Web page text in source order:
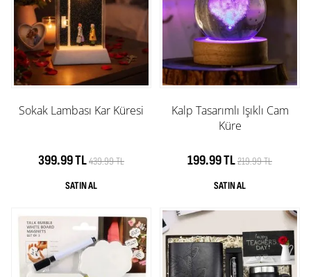
Sokak Lambası Kar Küresi
399.99 TL439.99 TL
Kalp Tasarımlı Işıklı Cam
Küre
199.99 TL219.99 TL